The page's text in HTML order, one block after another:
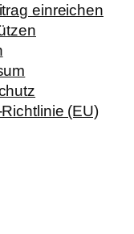
einreichen
(EU)